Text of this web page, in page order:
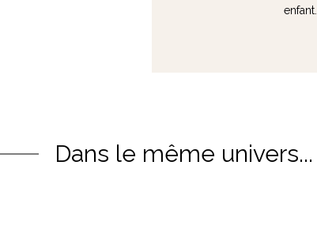
enfant...
Dans le même univers...